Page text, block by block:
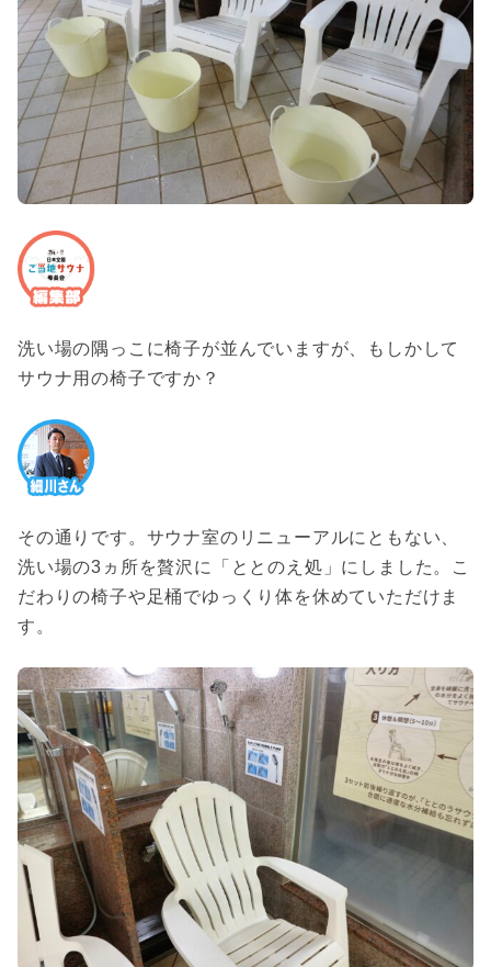
洗い場の隅っこに椅子が並んでいますが、もしかして
サウナ用の椅子ですか？
その通りです。サウナ室のリニューアルにともない、
洗い場の3ヵ所を贅沢に「ととのえ処」にしました。こ
だわりの椅子や足桶でゆっくり体を休めていただけま
す。